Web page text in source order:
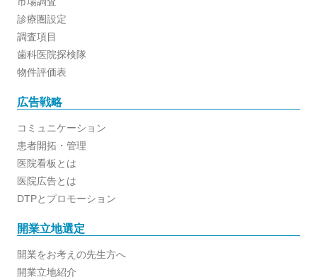
診療圏設定
調査項目
歯科医院探検隊
物件評価表
広告戦略
コミュニケーション
患者開拓・管理
医院看板とは
医院広告とは
DTPとプロモーション
開業立地選定
開業をお考えの先生方へ
開業立地紹介